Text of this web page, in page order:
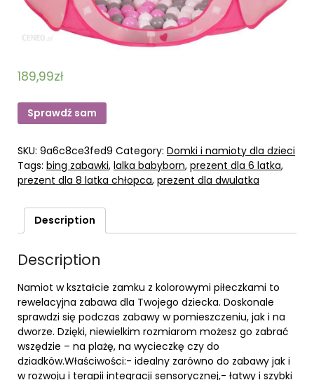
189,99zł
Sprawdź sam
SKU: 9a6c8ce3fed9 Category: Domki i namioty dla dzieci
Tags: bing zabawki, lalka babyborn, prezent dla 6 latka,
prezent dla 8 latka chłopca, prezent dla dwulatka
Description
Description
Namiot w kształcie zamku z kolorowymi piłeczkami to
rewelacyjna zabawa dla Twojego dziecka. Doskonale
sprawdzi się podczas zabawy w pomieszczeniu, jak i na
dworze. Dzięki, niewielkim rozmiarom możesz go zabrać
wszędzie – na plażę, na wycieczkę czy do
dziadków.Właściwości:- idealny zarówno do zabawy jak i
w rozwoju i terapii integracji sensorycznej,- łatwy i szybki